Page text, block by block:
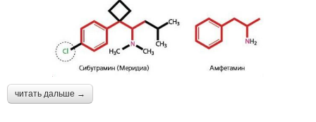
читать дальше →